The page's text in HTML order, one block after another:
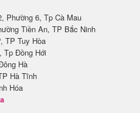
Phường 6, Tp Cà Mau
Tiền An, TP Bắc Ninh
TP Tuy Hòa
Tp Đồng Hới
Hà
Hà Tĩnh
Hóa